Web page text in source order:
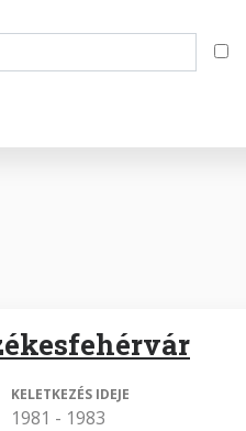
KELETKEZÉS IDEJE
1981 - 1983